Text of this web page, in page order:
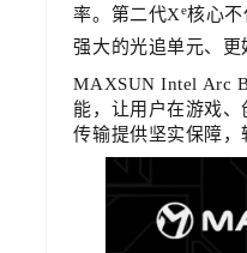
率。第二代Xe核心
强大的光追单元、
MAXSUN Intel Arc
能，让用户在游戏
传输提供坚实保障